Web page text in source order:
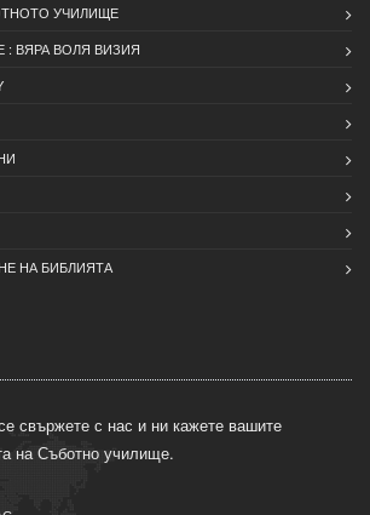
УЧИЛИЩЕ
ВЯРА ВОЛЯ ВИЗИЯ
НА БИБЛИЯТА
свържете с нас и ни кажете вашите
на Съботно училище.